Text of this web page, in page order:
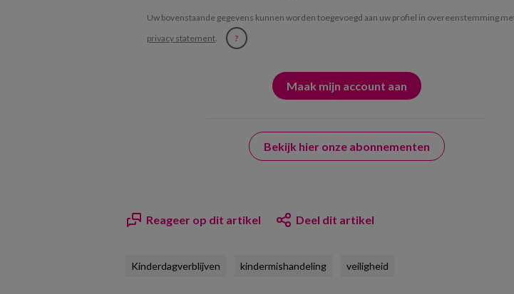
Uw bovenstaande gegevens kunnen worden toegevoegd aan uw profiel in overeenstemming
privacy statement. ?
Bekijk hier onze abonnementen
Reageer op dit artikel Deel dit artikel
Kinderdagverblijven kindermishandeling veiligheid